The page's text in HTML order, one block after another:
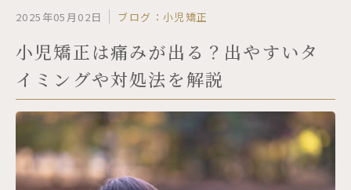
2025年05月02日 ブログ：小児矯正
小児矯正は痛みが出る？出やすいタ
イミングや対処法を解説